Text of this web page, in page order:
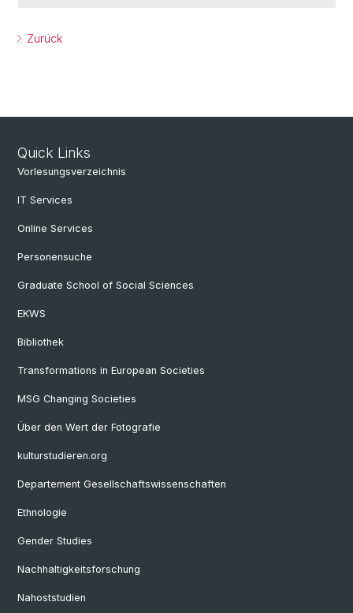
Zurück
Quick Links
Vorlesungsverzeichnis
IT Services
Online Services
Personensuche
Graduate School of Social Sciences
EKWS
Bibliothek
Transformations in European Societies
MSG Changing Societies
Über den Wert der Fotografie
kulturstudieren.org
Departement Gesellschaftswissenschaften
Ethnologie
Gender Studies
Nachhaltigkeitsforschung
Nahoststudien